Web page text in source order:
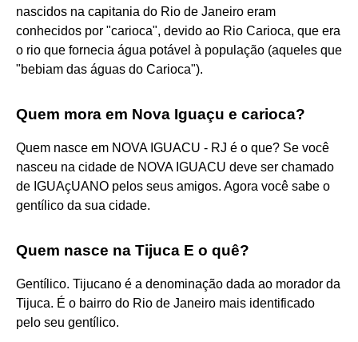
nascidos na capitania do Rio de Janeiro eram
conhecidos por "carioca", devido ao Rio Carioca, que era
o rio que fornecia água potável à população (aqueles que
"bebiam das águas do Carioca").
Quem mora em Nova Iguaçu e carioca?
Quem nasce em NOVA IGUACU - RJ é o que? Se você
nasceu na cidade de NOVA IGUACU deve ser chamado
de IGUAçUANO pelos seus amigos. Agora você sabe o
gentílico da sua cidade.
Quem nasce na Tijuca E o quê?
Gentílico. Tijucano é a denominação dada ao morador da
Tijuca. É o bairro do Rio de Janeiro mais identificado
pelo seu gentílico.